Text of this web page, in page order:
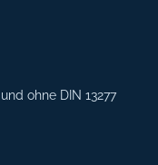
ohne DIN 13277